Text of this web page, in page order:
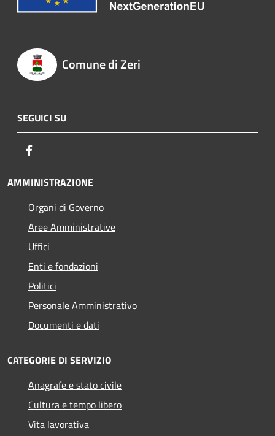
Comune di Zeri
SEGUICI SU
AMMINISTRAZIONE
Organi di Governo
Aree Amministrative
Uffici
Enti e fondazioni
Politici
Personale Amministrativo
Documenti e dati
CATEGORIE DI SERVIZIO
Anagrafe e stato civile
Cultura e tempo libero
Vita lavorativa